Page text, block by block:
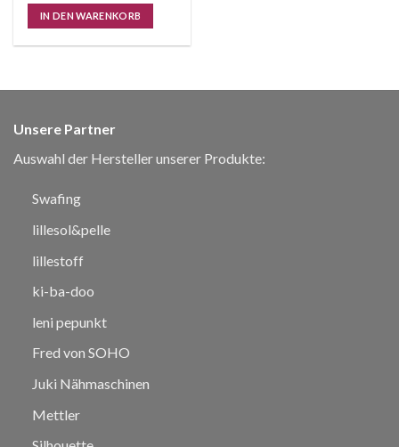
IN DEN WARENKORB
Unsere Partner
Auswahl der Hersteller unserer Produkte:
Swafing
lillesol&pelle
lillestoff
ki-ba-doo
leni pepunkt
Fred von SOHO
Juki Nähmaschinen
Mettler